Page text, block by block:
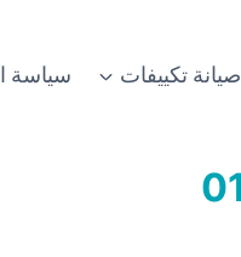
صيانة تكييفات سياسة